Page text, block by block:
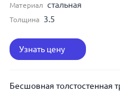
Материал стальная
Толщина 3.5
Узнать цену
Бесшовная толстостенная